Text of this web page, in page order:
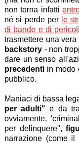
non torna infatti
né si perde per le
di bande e di
trasmettere una
backstory- non
dare un senso
precedentiin modo
pubblico.
Maniaci di bassa
per adulti" e da
ovviamente,
per delinquere",
narrazione (come